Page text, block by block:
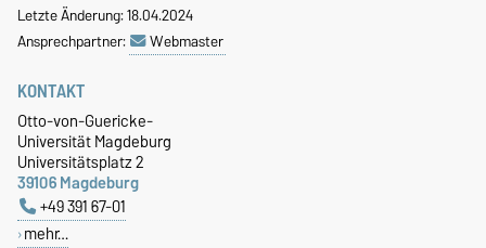
Letzte Änderung: 18.04.2024
Ansprechpartner:
Webmaster
KONTAKT
Otto-von-Guericke-
Universität Magdeburg
Universitätsplatz 2
39106 Magdeburg
+49 391 67-01
mehr…